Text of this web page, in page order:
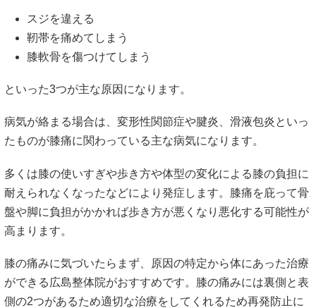
スジを違える
靭帯を痛めてしまう
膝軟骨を傷つけてしまう
といった3つが主な原因になります。
病気が絡まる場合は、変形性関節症や腱炎、滑液包炎といっ
たものが膝痛に関わっている主な病気になります。
多くは膝の使いすぎや歩き方や体型の変化による膝の負担に
耐えられなくなったなどにより発症します。膝痛を庇って骨
盤や脚に負担がかかれば歩き方が悪くなり悪化する可能性が
高まります。
膝の痛みに気づいたらまず、原因の特定から体にあった治療
ができる広島整体院がおすすめです。膝の痛みには裏側と表
側の2つがあるため適切な治療をしてくれるため再発防止に